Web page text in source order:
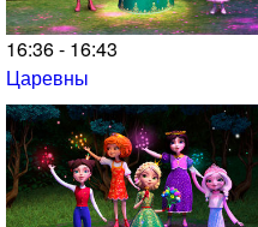
16:36 - 16:43
Царевны